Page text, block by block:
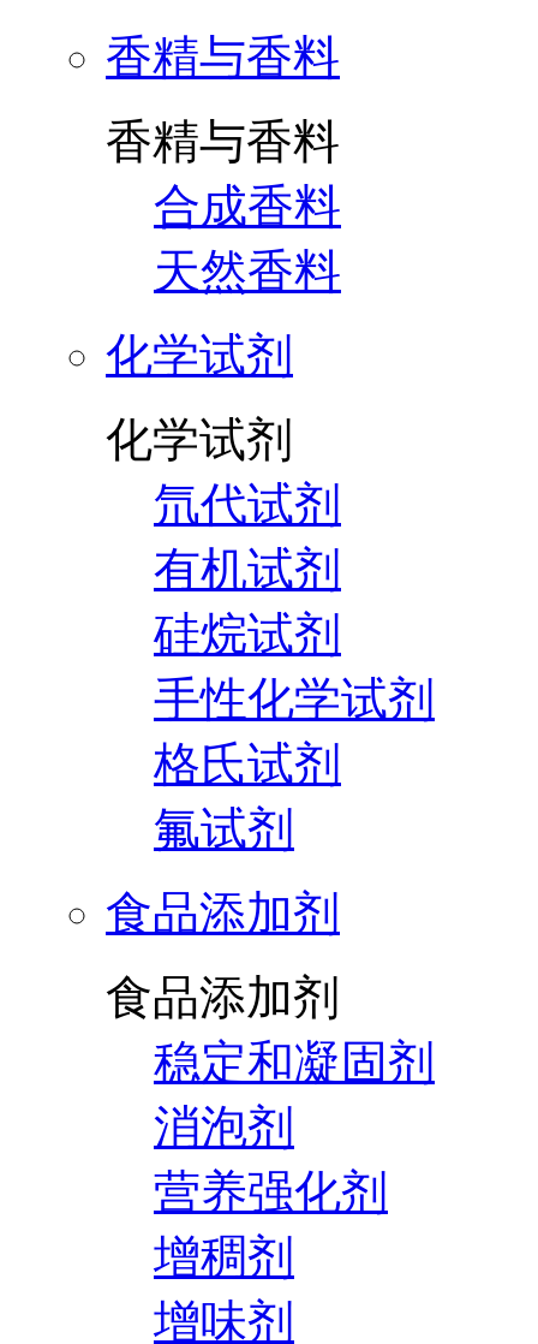
香精与香料
香精与香料
合成香料
天然香料
化学试剂
化学试剂
氘代试剂
有机试剂
硅烷试剂
手性化学试剂
格氏试剂
氟试剂
食品添加剂
食品添加剂
稳定和凝固剂
消泡剂
营养强化剂
增稠剂
增味剂